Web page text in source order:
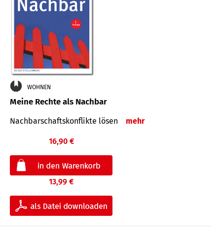
WOHNEN
Meine Rechte als Nachbar
Nach­bar­schafts­konflikte lösen mehr
16,90 €
13,99 €